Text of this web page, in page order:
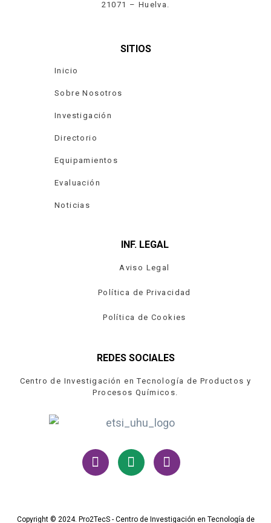
21071 – Huelva.
SITIOS
Inicio
Sobre Nosotros
Investigación
Directorio
Equipamientos
Evaluación
Noticias
INF. LEGAL
Aviso Legal
Política de Privacidad
Política de Cookies
REDES SOCIALES
Centro de Investigación en Tecnología de Productos y
Procesos Químicos.
Copyright © 2024. Pro2TecS - Centro de Investigación en Tecnología de